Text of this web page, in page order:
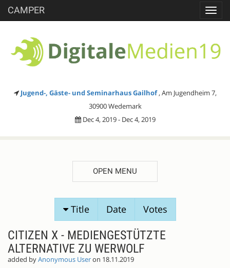
CAMPER
Jugend-, Gäste- und Seminarhaus Gailhof , Am Jugendheim 7,
30900 Wedemark
Dec 4, 2019 - Dec 4, 2019
OPEN MENU
Title Date Votes
CITIZEN X - MEDIENGESTÜTZTE
ALTERNATIVE ZU WERWOLF
added byAnonymous Useron 18.11.2019